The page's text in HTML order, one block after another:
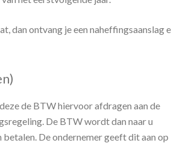
ontvang je een naheffingsaanslag en
de BTW hiervoor afdragen aan de
De BTW wordt dan naar u